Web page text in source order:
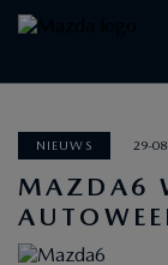
NIEUWS 29-
MAZDA6